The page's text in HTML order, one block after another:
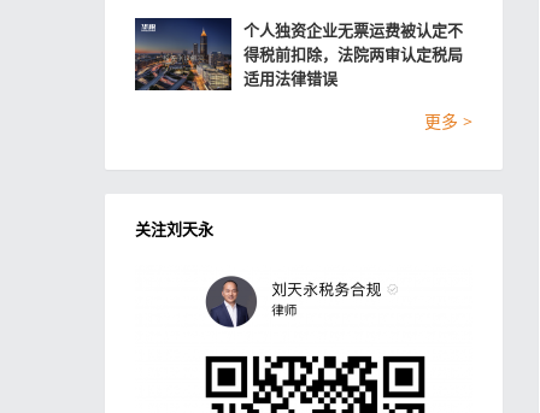
个人独资企业无票运费被认定不
得税前扣除，法院两审认定税局
适用法律错误
更多 >
关注刘天永